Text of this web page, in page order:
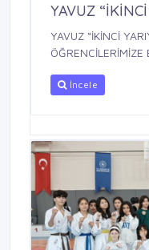
YAVUZ
YAVUZ “İKİNCİ
ÖĞRENCİLERİMİZE
İncele